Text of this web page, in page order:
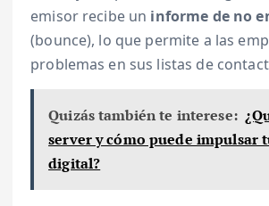
emisor recibe un informe de no
(bounce), lo que permite a las
problemas en sus listas de
Quizás también te interese:
server y cómo puede impulsar
digital?